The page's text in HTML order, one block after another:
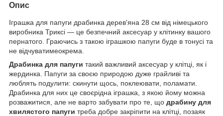
Опис
Іграшка для папуги драбинка дерев'яна 28 см від німецького
виробника Триксі — це безпечний аксесуар у клітинку вашого
пернатого. Граючись з такою іграшкою папуги буде в тонусі та
не відчуватимеокрема.
Драбинка для папуги такий важливий аксесуар у клітці, як і
жердинка. Папуги за своєю природою дуже грайливі та
люблять подулити: скинути щось, поклеювати, поламати.
Драбинка для них це своєрідна іграшка, з якою йому можна
розважитися, але не варто забувати про те, що драбину для
хвилястого папуги треба добре закріпити на клітці, позаяк